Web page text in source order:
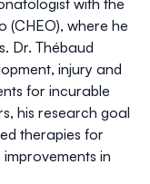
with the
(CHEO), where he
Dr. Thébaud
injury and
for incurable
his research goal
therapies for
in